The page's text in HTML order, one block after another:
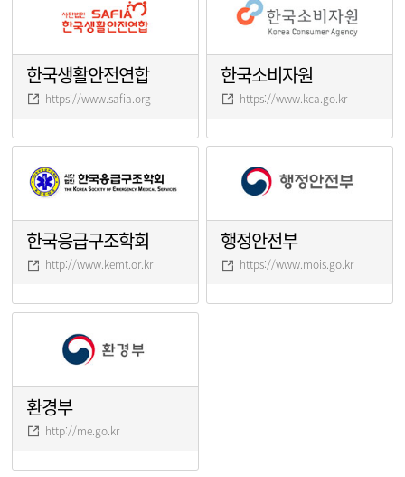
한국생활안전연합
https://www.safia.org
한국소비자원
https://www.kca.go.kr
한국응급구조학회
http://www.kemt.or.kr
행정안전부
https://www.mois.go.kr
환경부
http://me.go.kr